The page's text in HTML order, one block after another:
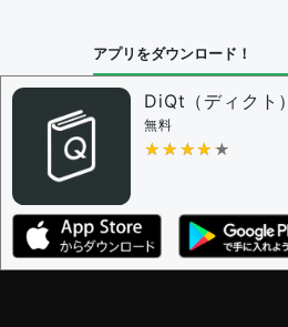
アプリをダウンロード！
DiQt（ディクト）
無料
★★★★★
★★★★★